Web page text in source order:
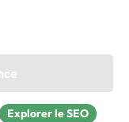
Explorer le SEO